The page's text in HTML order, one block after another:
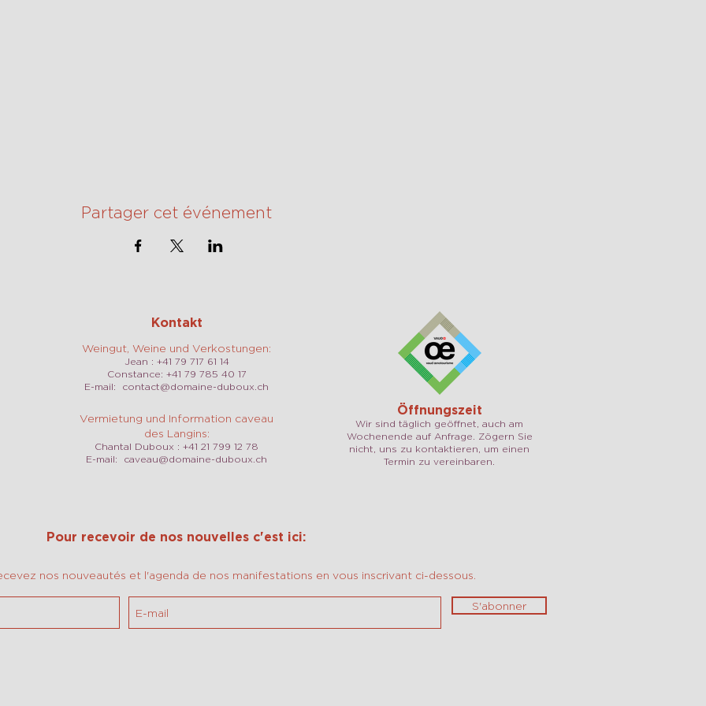
Partager cet événement
Kontakt
Weingut, Weine und Verkostungen:
Jean : +41 79 717 61 14
Constance: +41 79 785 40 17
E-mail: contact@domaine-duboux.ch
Vermietung und Information caveau
des Langins:
Chantal Duboux : +41 21 799 12 78
E-mail: caveau@domaine-duboux.ch
Öffnungszeit
Wir sind täglich geöffnet, auch am
Wochenende auf Anfrage. Zögern Sie
nicht, uns zu kontaktieren, um einen
Termin zu vereinbaren.
Pour recevoir de nos nouvelles c'est ici:
nos nouveautés et l'agenda de nos manifestations en vous inscrivant ci-dessous.
S'abonner